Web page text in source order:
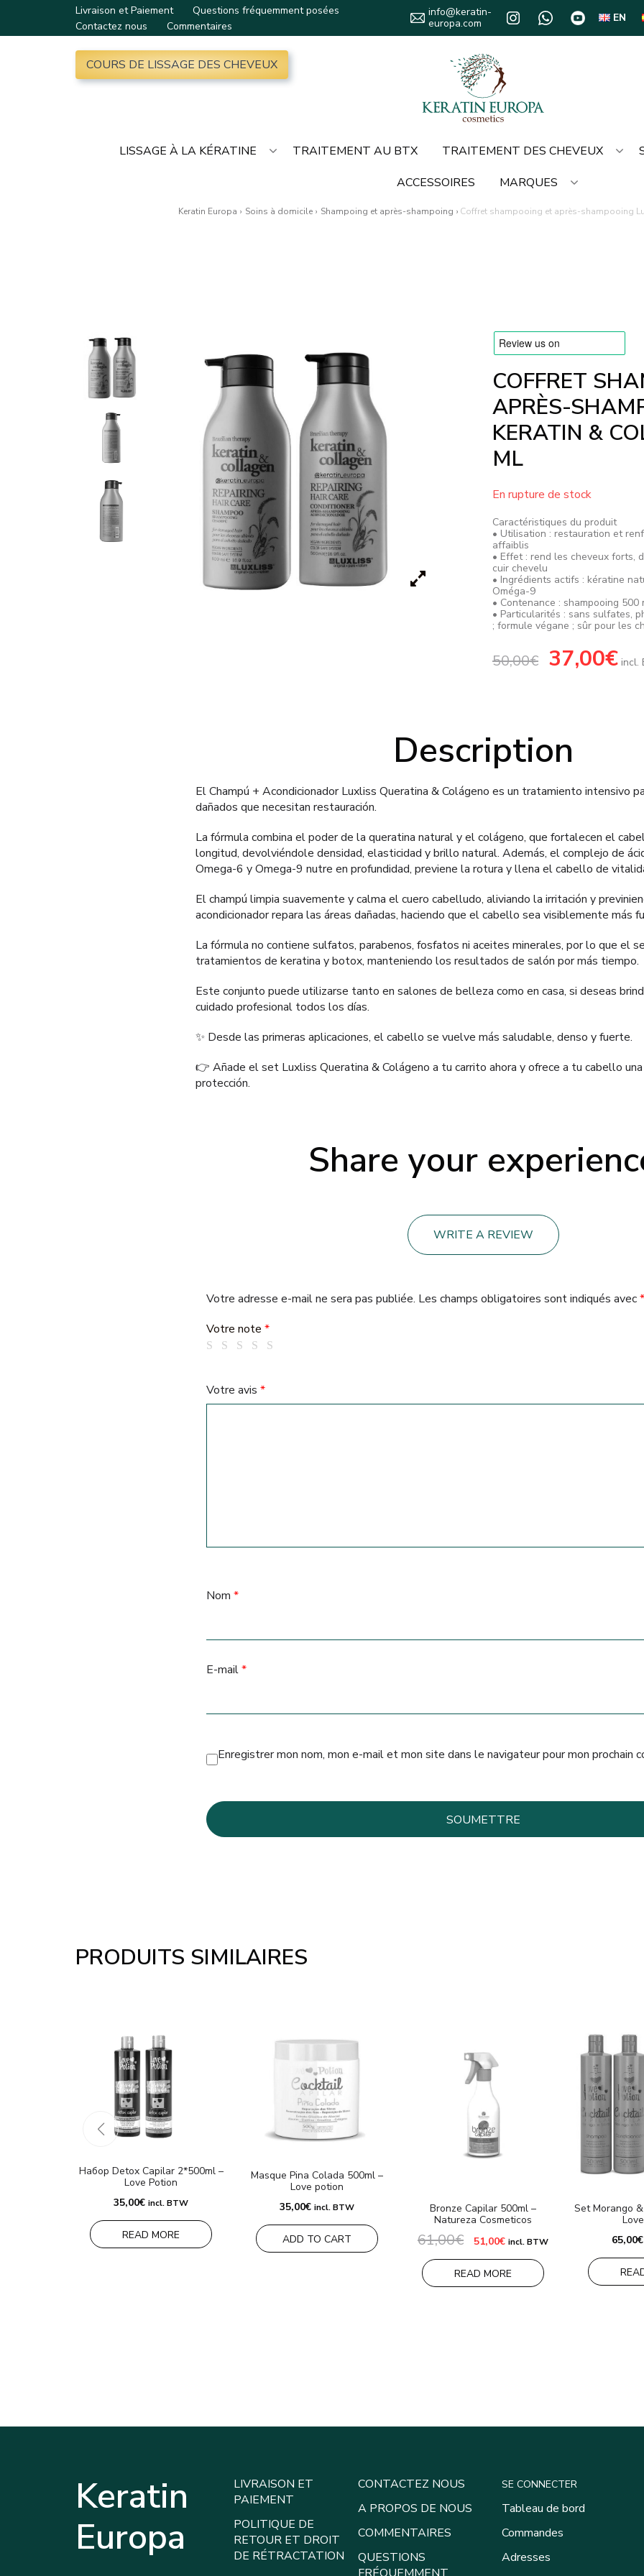
Livraison et Paiement
Questions fréquemment posées
Contactez nous
Commentaires
info@keratin-
europa.com
EN
COURS DE LISSAGE DES CHEVEUX
LISSAGE À LA KÉRATINE TRAITEMENT AU BTX TRAITEMENT DES CHEVEUX
ACCESSOIRES
MARQUES
Keratin Europa › Soins à domicile › Shampoing et après-shampoing › Coffret shampooing et après-shampooing
COFFRET
APRÈS-
KERATIN &
ML
En rupture de stock
Caractéristiques du produit
• Utilisation : restauration et
affaiblis
• Effet : rend les cheveux forts,
cuir chevelu
• Ingrédients actifs : kératine
Oméga-9
• Contenance : shampooing
• Particularités : sans sulfates,
; formule végane ; sûr pour les
50,00€
Le
prix
37,00€Le
prix
incl.
Description
El Champú + Acondicionador Luxliss Queratina & Colágeno es un tratamiento intensivo
dañados que necesitan restauración.
La fórmula combina el poder de la queratina natural y el colágeno, que fortalecen el
longitud, devolviéndole densidad, elasticidad y brillo natural. Además, el complejo de
Omega-6 y Omega-9 nutre en profundidad, previene la rotura y llena el cabello de
El champú limpia suavemente y calma el cuero cabelludo, aliviando la irritación y
acondicionador repara las áreas dañadas, haciendo que el cabello sea visiblemente más
La fórmula no contiene sulfatos, parabenos, fosfatos ni aceites minerales, por lo que el
tratamientos de keratina y botox, manteniendo los resultados de salón por más tiempo.
Este conjunto puede utilizarse tanto en salones de belleza como en casa, si deseas
cuidado profesional todos los días.
✨ Desde las primeras aplicaciones, el cabello se vuelve más saludable, denso y fuerte.
👉 Añade el set Luxliss Queratina & Colágeno a tu carrito ahora y ofrece a tu cabello
protección.
Share your
WRITE A REVIEW
Votre adresse e-mail ne sera pas publiée. Les champs obligatoires sont indiqués avec*
Votre note *
Votre avis *
Nom *
E-mail*
Enregistrer mon nom, mon e-mail et mon site dans le navigateur pour mon prochain
PRODUITS SIMILAIRES
Набор Detox Capilar 2*500ml –
Love Potion
35,00€ incl. BTW
READ MORE
Masque Pina Colada 500ml –
Love potion
35,00€ incl. BTW
ADD TO CART
Bronze Capilar 500ml –
Natureza Cosmeticos
61,00€ Le
prix
initial
était :
51,00€Le
actuel
est :
51,00€.
incl. BTW
READ MORE
Set Morango
65,00€
Keratin
Europa
LIVRAISON ET
PAIEMENT
POLITIQUE DE
RETOUR ET DROIT
DE RÉTRACTATION
CONTACTEZ NOUS
A PROPOS DE NOUS
COMMENTAIRES
QUESTIONS
SE CONNECTER
Tableau de bord
Commandes
Adresses